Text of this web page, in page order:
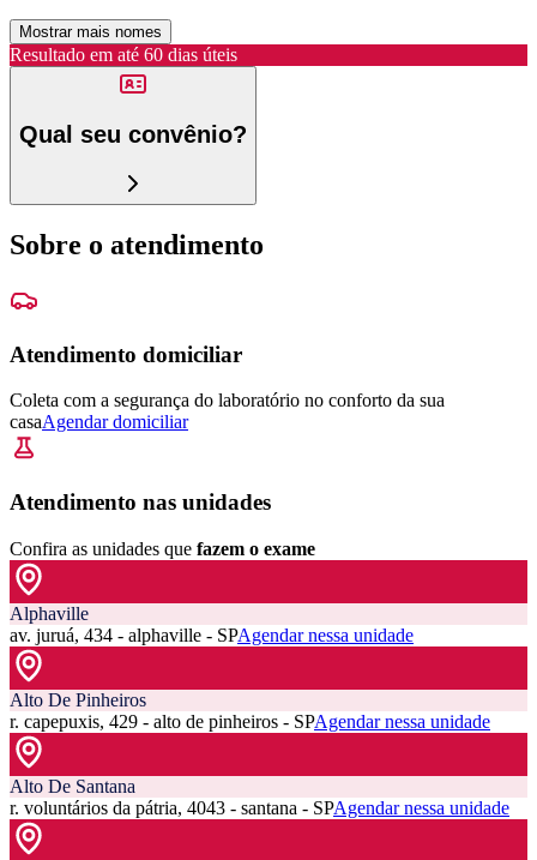
Mostrar mais nomes
Resultado em até 60 dias úteis
Qual seu convênio?
Sobre o atendimento
Atendimento domiciliar
Coleta com a segurança do laboratório no conforto da sua
casaAgendar domiciliar
Atendimento nas unidades
Confira as unidades que fazem o exame
Alphaville
av. juruá, 434 - alphaville - SPAgendar nessa unidade
Alto De Pinheiros
r. capepuxis, 429 - alto de pinheiros - SPAgendar nessa unidade
Alto De Santana
r. voluntários da pátria, 4043 - santana - SPAgendar nessa unidade